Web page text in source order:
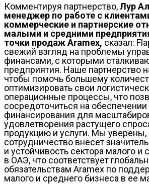
Комментируя партнерство,Лур
менеджер по работе с
коммерческие и партнерские
малыми и средними
точки продаж Aramex,сказал:
свежий взгляд на проблемы
финансами, с которыми
предприятия. Наше партнерство
чтобы помочь большему
оптимизировать свои
операционные процессы, что
сосредоточиться на
финансирования для
удовлетворения растущего
продукцию и услуги. Мы уверены,
сотрудничество внесет
и устойчивость сектора малого и
в ОАЭ, что соответствует
обязательствам Aramex по
малого и среднего бизнеса в ее